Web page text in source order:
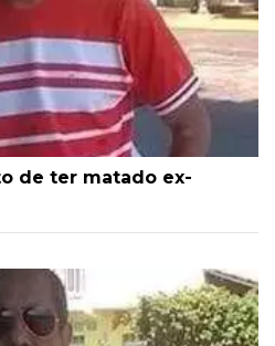
de ter matado ex-